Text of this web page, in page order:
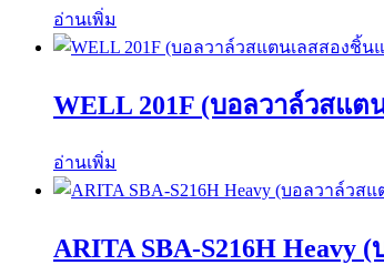
อ่านเพิ่ม
WELL 201F (บอลวาล์วสแต
อ่านเพิ่ม
ARITA SBA-S216H Heavy